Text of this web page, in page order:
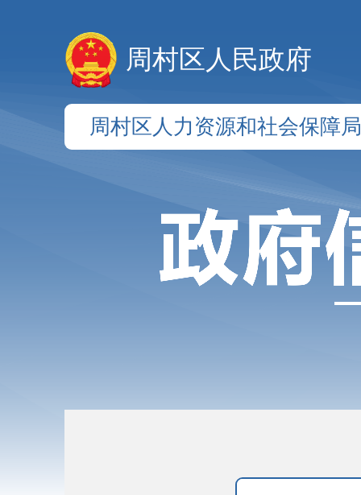
周村区人民政府
周村区人力资源和社会保障局